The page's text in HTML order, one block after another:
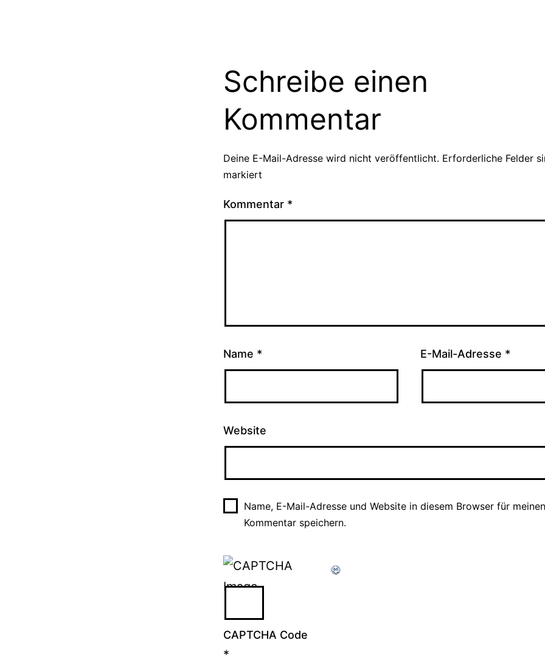
Schreibe einen
Kommentar
Deine E-Mail-Adresse wird nicht veröffentlicht. Erforderliche Felder
markiert
Kommentar *
Name * E-Mail-Adresse *
Website
Name, E-Mail-Adresse und Website in diesem Browser für
Kommentar speichern.
CAPTCHA Code
*